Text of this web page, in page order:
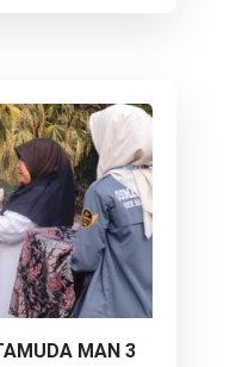
MAN 3